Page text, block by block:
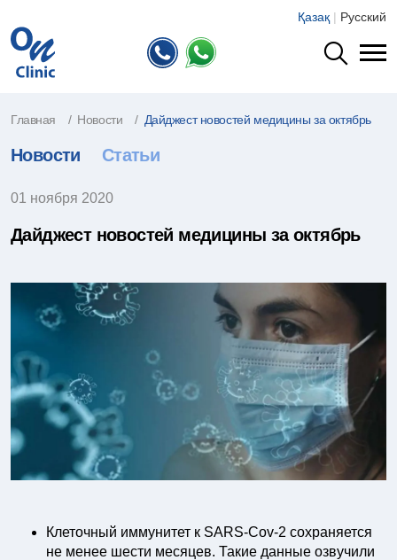
Қазақ | Русский
Главная Новости Дайджест новостей медицины за октябрь
Новости Статьи
01 ноября 2020
Дайджест новостей медицины за октябрь
Клеточный иммунитет к SARS-Cov-2 сохраняется
не менее шести месяцев. Такие данные озвучили